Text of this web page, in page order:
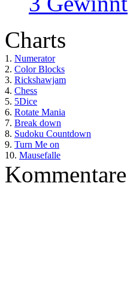
Charts
1. Numerator
2. Color Blocks
3. Rickshawjam
4. Chess
5. 5Dice
6. Rotate Mania
7. Break down
8. Sudoku Countdown
9. Turn Me on
10. Mausefalle
Kommentare